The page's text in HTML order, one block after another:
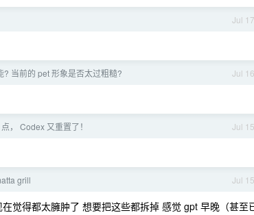
Jul 17
Jul 16
当前的 pet 形象是否太过粗糙?
Jul 15
， Codex 又重置了！
Jul 15
grill
觉得都太臃肿了 想要把这些都拆掉 感觉 gpt 早晚（甚至